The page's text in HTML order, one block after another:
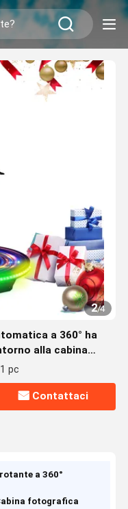
2/4
a 360° ha
alla cabina
pc
Contattaci
a 360°
fotografica